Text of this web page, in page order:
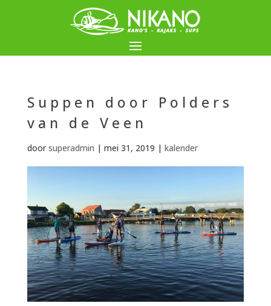
Suppen door Polders
van de Veen
doorsuperadmin | mei 31, 2019 | kalender